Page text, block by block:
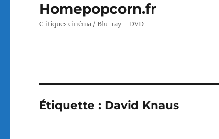
Homepopcorn.fr
Critiques cinéma / Blu-ray – DVD
Étiquette : David Knaus